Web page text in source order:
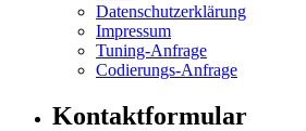
Datenschutzerklärung
Impressum
Tuning-Anfrage
Codierungs-Anfrage
Kontaktformular